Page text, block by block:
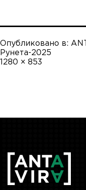
Опубликовано в:
Рунета-2025
Полный
1280 × 853